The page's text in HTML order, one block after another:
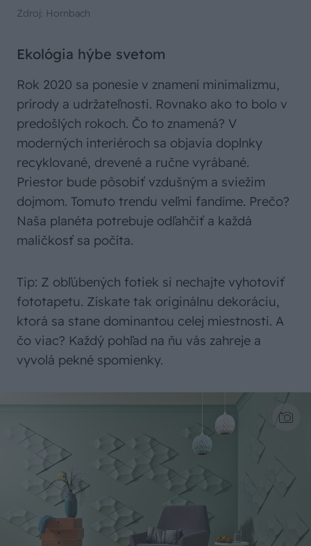
Zdroj: Hornbach
Ekológia hýbe svetom
Rok 2020 sa ponesie v znamení minimalizmu,
prírody a udržateľnosti. Rovnako ako to bolo v
predošlých rokoch. Čo to znamená? V
moderných interiéroch sa objavia doplnky
recyklované, drevené a ručne vyrábané.
Priestor bude pôsobiť vzdušným a sviežim
dojmom. Tomuto trendu veľmi fandíme. Prečo?
Naša planéta potrebuje odľahčiť a každá
maličkosť sa počíta.
Tip: Z obľúbených fotiek si nechajte vyhotoviť
fototapetu. Získate tak originálnu dekoráciu,
ktorá sa stane dominantou celej miestnosti. A
čo viac? Každý pohľad na ňu vás zahreje a
vyvolá pekné spomienky.